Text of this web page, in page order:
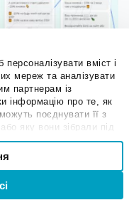
вміст і
мереж та аналізувати
партнерам із
інформацію про те, як
поєднувати її з
яку вони зібрали під